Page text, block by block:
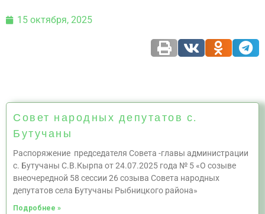
15 октября, 2025
Совет народных депутатов с.
Бутучаны
Распоряжение председателя Совета -главы администрации
с. Бутучаны С.В.Кырпа от 24.07.2025 года № 5 «О созыве
внеочередной 58 сессии 26 созыва Совета народных
депутатов села Бутучаны Рыбницкого района»
Подробнее »